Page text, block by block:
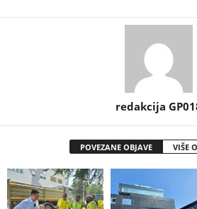
redakcija
POVEZANE OBJAVE VIŠE